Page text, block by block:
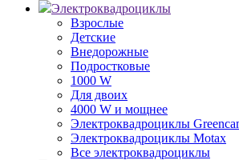
Электроквадроциклы
Взрослые
Детские
Внедорожные
Подростковые
1000 W
Для двоих
4000 W и мощнее
Электроквадроциклы
Электроквадроциклы Motax
Все электроквадроциклы